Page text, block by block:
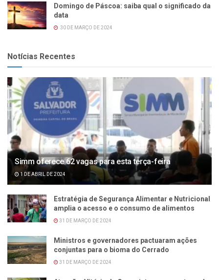
Domingo de Páscoa: saiba qual o significado da
data
30 DE MARÇO DE 2024
Notícias Recentes
Simm oferece 62 vagas para esta terça-feira
1 DE ABRIL DE 2024
Estratégia de Segurança Alimentar e Nutricional
amplia o acesso e o consumo de alimentos
31 DE MARÇO DE 2024
Ministros e governadores pactuaram ações
conjuntas para o bioma do Cerrado
31 DE MARÇO DE 2024